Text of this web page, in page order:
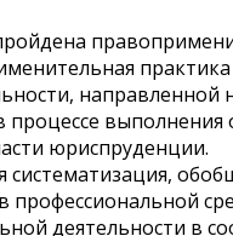
юриспруденции.
профессиональной
деятельности в